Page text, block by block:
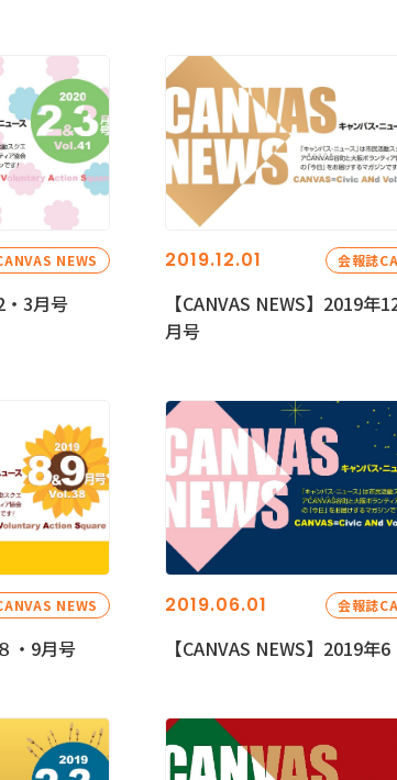
NEWS
・3月号
2019.12.01 会報誌
【CANVAS NEWS】2019年
月号
NEWS
・9月号
2019.06.01 会報誌
【CANVAS NEWS】2019年